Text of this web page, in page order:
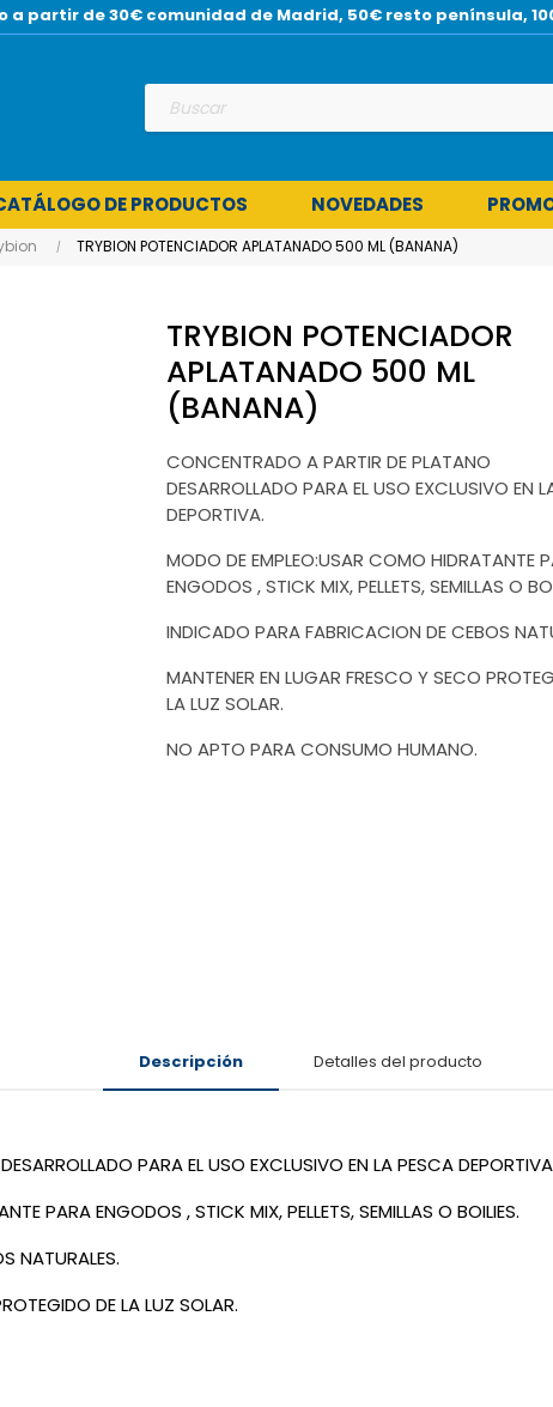
a partir de 30€ comunidad de Madrid, 50€ resto península,
DE PRODUCTOS NOVEDADES
TRYBION POTENCIADOR APLATANADO 500 ML (BANANA)
TRYBION POTENCIADOR
APLATANADO 500 ML
(BANANA)
CONCENTRADO A PARTIR DE PLATANO
DESARROLLADO PARA EL USO EXCLUSIVO EN
DEPORTIVA.
MODO DE EMPLEO:USAR COMO HIDRATANTE
ENGODOS , STICK MIX, PELLETS, SEMILLAS O
INDICADO PARA FABRICACION DE CEBOS
MANTENER EN LUGAR FRESCO Y SECO
LA LUZ SOLAR.
NO APTO PARA CONSUMO HUMANO.
Descripción Detalles del producto
PARA EL USO EXCLUSIVO EN LA PESCA
PARA ENGODOS , STICK MIX, PELLETS, SEMILLAS O BOILIES.
NATURALES.
DE LA LUZ SOLAR.